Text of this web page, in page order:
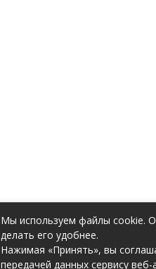
Мы используем файлы cookie.
делать его удобнее.
Нажимая «Принять», вы
передачей данных сервису